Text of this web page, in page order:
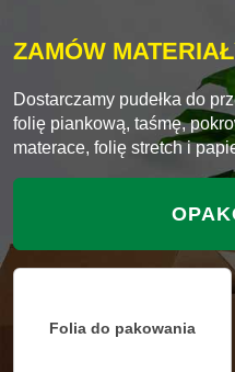
ZAMÓW
Dostarczamy pudełka do
folię piankową, taśmę,
materace, folię stretch i